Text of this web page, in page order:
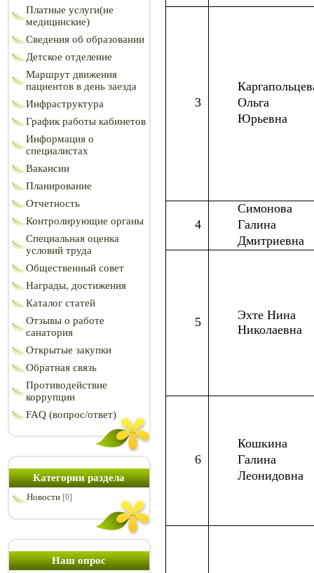
Платные услуги(не
медицинские)
Сведения об образовании
Детское отделение
Маршрут движения
пациентов в день заезда
Инфраструктура
График работы кабинетов
Информация о
специалистах
Вакансии
Планирование
Отчетность
Контролирующие органы
Специальная оценка
условий труда
Общественный совет
Награды, достижения
Каталог статей
Отзывы о работе
санатория
Открытые закупки
Обратная связь
Противодействие
коррупции
FAQ (вопрос/ответ)
Категории раздела
Новости [0]
Наш опрос
3
Ольга
Юрьевна
4
Симонова
Галина
Дмитриевна
5
Эхте Нина
Николаевна
6
Кошкина
Галина
Леонидовна